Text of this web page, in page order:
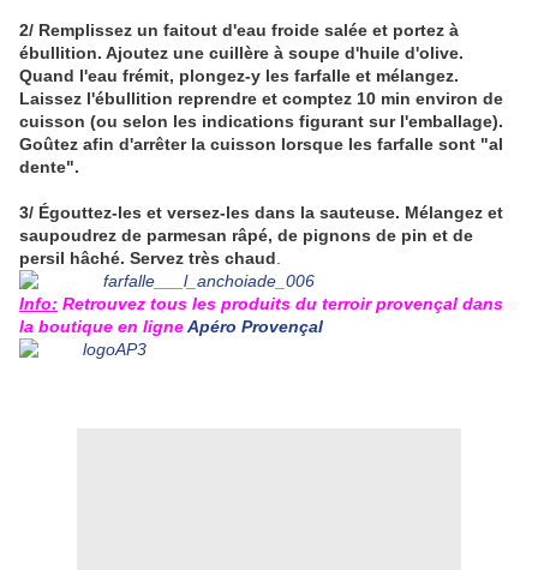
2/ Remplissez un faitout d'eau froide salée et portez à
ébullition. Ajoutez une cuillère à soupe d'huile d'olive.
Quand l'eau frémit, plongez-y les farfalle et mélangez.
Laissez l'ébullition reprendre et comptez 10 min environ de
cuisson (ou selon les indications figurant sur l'emballage).
Goûtez afin d'arrêter la cuisson lorsque les farfalle sont "al
dente".
3/ Égouttez-les et versez-les dans la sauteuse. Mélangez et
saupoudrez de parmesan râpé, de pignons de pin et de
persil hâché. Servez très chaud
Info: Retrouvez tous les produits du terroir provençal dans
la boutique en ligneApéro Provençal